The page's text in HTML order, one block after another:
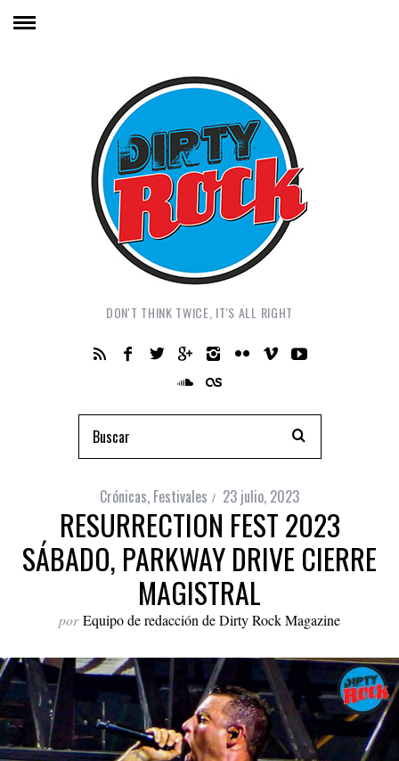
DON'T THINK TWICE, IT'S ALL RIGHT
Crónicas, Festivales 23 julio, 2023
RESURRECTION FEST 2023
SÁBADO, PARKWAY DRIVE CIERRE
MAGISTRAL
por Equipo de redacción de Dirty Rock Magazine